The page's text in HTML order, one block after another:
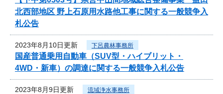
北西部地区 野上石原用水路他工事に関する一般競争入
札公告
2023年8月10日更新 下呂農林事務所
国産普通乗用自動車（SUV型・ハイブリット・
4WD・新車）の調達に関する一般競争入札公告
2023年8月9日更新 流域浄水事務所